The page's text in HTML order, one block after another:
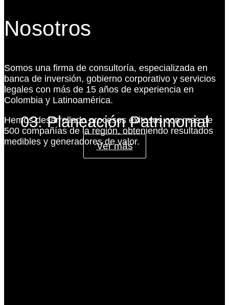
03. Planeación Patrimonial
Ver más
Nosotros
Somos una firma de consultoría, especializada en
banca de inversión, gobierno corporativo y servicios
legales con más de 15 años de experiencia en
Colombia y Latinoamérica.
Hemos desarrollado procesos exitosos con mas de
500 compañías de la región, obteniendo resultados
medibles y generadores de valor.